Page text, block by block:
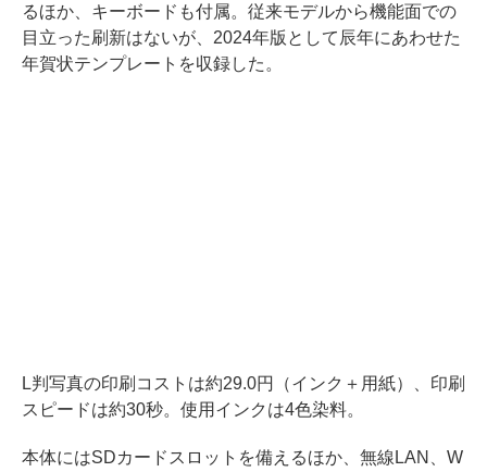
るほか、キーボードも付属。従来モデルから機能面での
目立った刷新はないが、2024年版として辰年にあわせた
年賀状テンプレートを収録した。
L判写真の印刷コストは約29.0円（インク＋用紙）、印刷
スピードは約30秒。使用インクは4色染料。
本体にはSDカードスロットを備えるほか、無線LAN、W